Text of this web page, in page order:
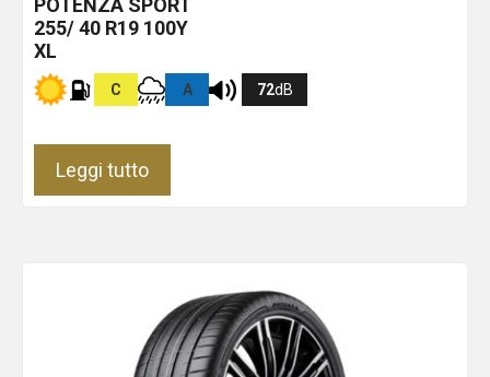
POTENZA SPORT
255/ 40 R19 100Y
XL
C A 72dB
Leggi tutto